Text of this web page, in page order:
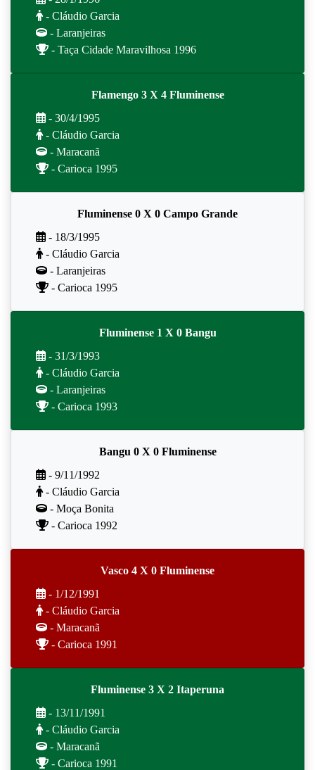
- Cláudio Garcia
- Laranjeiras
- Taça Cidade Maravilhosa 1996
Flamengo 3 X 4 Fluminense
- 30/4/1995
- Cláudio Garcia
- Maracanã
- Carioca 1995
Fluminense 0 X 0 Campo Grande
- 18/3/1995
- Cláudio Garcia
- Laranjeiras
- Carioca 1995
Fluminense 1 X 0 Bangu
- 31/3/1993
- Cláudio Garcia
- Laranjeiras
- Carioca 1993
Bangu 0 X 0 Fluminense
- 9/11/1992
- Cláudio Garcia
- Moça Bonita
- Carioca 1992
Vasco 4 X 0 Fluminense
- 1/12/1991
- Cláudio Garcia
- Maracanã
- Carioca 1991
Fluminense 3 X 2 Itaperuna
- 13/11/1991
- Cláudio Garcia
- Maracanã
- Carioca 1991